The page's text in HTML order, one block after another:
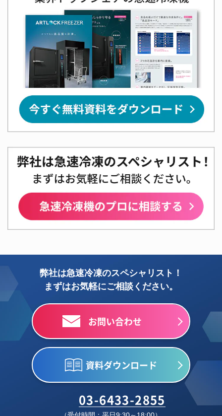
弊社は急速冷凍のスペシャリスト！
まずはお気軽にご相談ください。
お問い合わせ
資料ダウンロード
03-6433-2855